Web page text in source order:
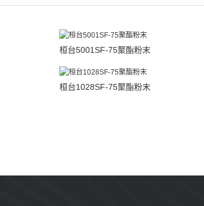
桓台5001SF-75聚酯粉末
桓台1028SF-75聚酯粉末